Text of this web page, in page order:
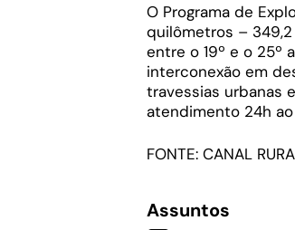
O Programa de
quilômetros –
entre o 19º e o 25º
interconexão em
travessias urbanas
atendimento 24h
FONTE: CANAL
Assuntos